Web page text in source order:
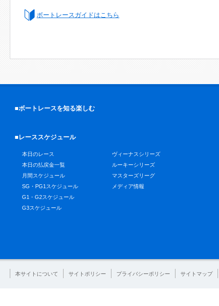
ボートレースガイドはこちら
■ボートレースを知る楽しむ
■レーススケジュール
本日のレース
本日の払戻金一覧
月間スケジュール
SG・PG1スケジュール
G1・G2スケジュール
G3スケジュール
ヴィーナスシリーズ
ルーキーシリーズ
マスターズリーグ
メディア情報
本サイトについて サイトポリシー プライバシーポリシー サイトマップ